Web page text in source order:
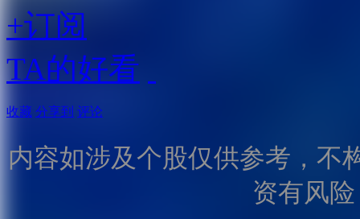
+订阅
TA的好看
收藏 分享到 评论
内容如涉及个股仅供参考，不
资有风